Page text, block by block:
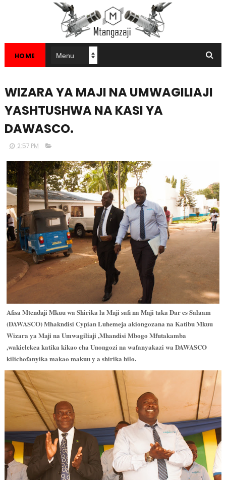
HOME
WIZARA YA MAJI NA UMWAGILIAJI
YASHTUSHWA NA KASI YA
DAWASCO.
2:57 PM
Afisa Mtendaji Mkuu wa Shirika la Maji safi na Maji taka Dar es Salaam
(DAWASCO) Mhakndisi Cypian Luhemeja akiongozana na Katibu Mkuu
Wizara ya Maji na Umwagiliaji ,Mhandisi Mbogo Mfutakamba
,wakielekea katika kikao cha Unongozi na wafanyakazi wa DAWASCO
kilichofanyika makao makuu y a shirika hilo.